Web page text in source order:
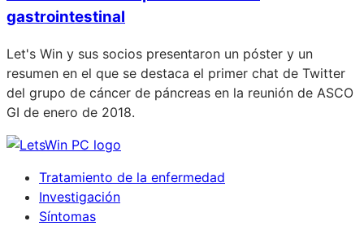
gastrointestinal
Let's Win y sus socios presentaron un póster y un
resumen en el que se destaca el primer chat de Twitter
del grupo de cáncer de páncreas en la reunión de ASCO
GI de enero de 2018.
Tratamiento de la enfermedad
Investigación
Síntomas